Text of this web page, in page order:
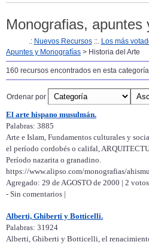
Monografias, apuntes
.: Nuevos Recursos::. Los más
Apuntes y Monografías > Historia del Arte
160 recursos encontrados en esta
Ordenar por
El arte hispano musulmán.
Palabras: 3885
Arte e Islam, Fundamentos culturales y
el período cordobés o califal,
Período nazarita o granadino.
https://www.alipso.com/monografias/
Agregado: 29 de AGOSTO de 2000 | 2
- Sin comentarios |
Alberti, Ghiberti y Botticelli.
Palabras: 31924
Alberti, Ghiberti y Botticelli, el